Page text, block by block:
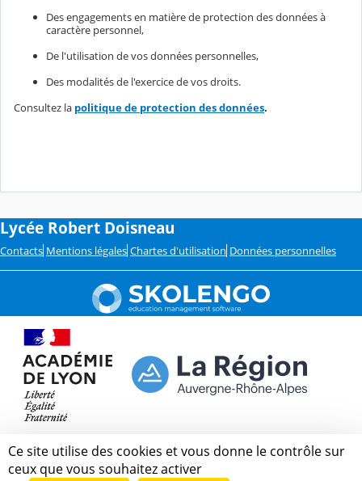
Des engagements en matière de protection des données à
caractère personnel,
De l'utilisation de vos données personnelles,
Des modalités de l'exercice de vos droits.
Consultez la politique de protection des données.
Lycée Robert Doisneau
Contacts Mentions légales Chartes d'utilisation Données personnelles
Ce site utilise des cookies et vous donne le contrôle sur
ceux que vous souhaitez activer